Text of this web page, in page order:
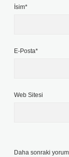
İsim*
E-Posta*
Web Sitesi
Daha sonraki